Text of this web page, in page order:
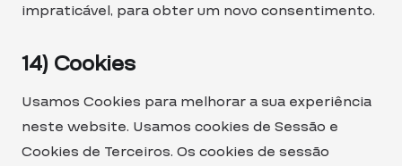
impraticável, para obter um novo consentimento.
14) Cookies
Usamos Cookies para melhorar a sua experiência
neste website. Usamos cookies de Sessão e
Cookies de Terceiros. Os cookies de sessão